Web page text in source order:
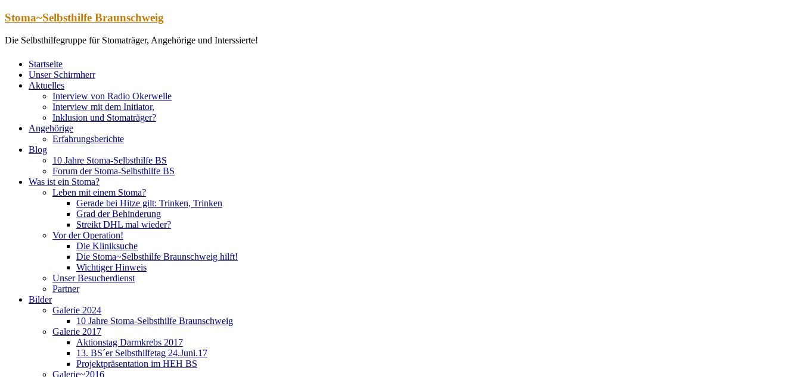
Zum
springen
Stoma~Selbsthilfe Braunschweig
Die Selbsthilfegruppe für Stomaträger, Angehörige und Interssierte!
Startseite
Unser Schirmherr
Aktuelles
Interview von Radio Okerwelle
Interview mit dem Initiator,
Inklusion und Stomaträger?
Angehörige
Erfahrungsberichte
Blog
10 Jahre Stoma-Selbsthilfe BS
Forum der Stoma-Selbsthilfe BS
Was ist ein Stoma?
Leben mit einem Stoma?
Gerade bei Hitze gilt: Trinken, Trinken
Grad der Behinderung
Streikt DHL mal wieder?
Vor der Operation!
Die Kliniksuche
Die Stoma~Selbsthilfe Braunschweig hilft!
Wichtiger Hinweis
Unser Besucherdienst
Partner
Bilder
Galerie 2024
10 Jahre Stoma-Selbsthilfe Braunschweig
Galerie 2017
Aktionstag Darmkrebs 2017
13. BS´er Selbsthilfetag 24.Juni.17
Projektpräsentation im HEH BS
Galerie~2016